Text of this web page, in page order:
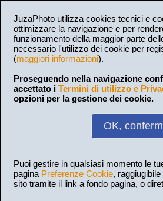
JuzaPhoto utilizza cookies tecnici e
ottimizzare la navigazione e per
funzionamento della maggior parte
necessario l'utilizzo dei cookie per
(maggiori informazioni).
Proseguendo nella navigazione
accettato i Termini di utilizzo e
opzioni per la gestione dei cookie.
OK,
Puoi gestire in qualsiasi momento le
pagina Preferenze Cookie,
sito tramite il link a fondo pagina, o